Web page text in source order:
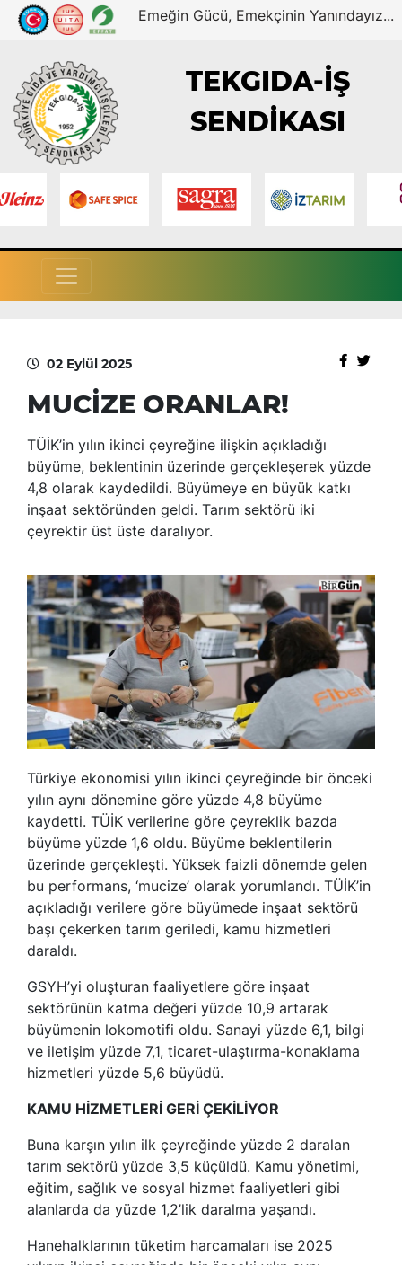
Emeğin Gücü, Emekçinin Yanındayız...
TEKGIDA-İŞ
SENDİKASI
02 Eylül 2025
MUCİZE ORANLAR!
TÜİK’in yılın ikinci çeyreğine ilişkin açıkladığı
büyüme, beklentinin üzerinde gerçekleşerek yüzde
4,8 olarak kaydedildi. Büyümeye en büyük katkı
inşaat sektöründen geldi. Tarım sektörü iki
çeyrektir üst üste daralıyor.
Türkiye ekonomisi yılın ikinci çeyreğinde bir önceki
yılın aynı dönemine göre yüzde 4,8 büyüme
kaydetti. TÜİK verilerine göre çeyreklik bazda
büyüme yüzde 1,6 oldu. Büyüme beklentilerin
üzerinde gerçekleşti. Yüksek faizli dönemde gelen
bu performans, ‘mucize’ olarak yorumlandı. TÜİK’in
açıkladığı verilere göre büyümede inşaat sektörü
başı çekerken tarım geriledi, kamu hizmetleri
daraldı.
GSYH’yi oluşturan faaliyetlere göre inşaat
sektörünün katma değeri yüzde 10,9 artarak
büyümenin lokomotifi oldu. Sanayi yüzde 6,1, bilgi
ve iletişim yüzde 7,1, ticaret-ulaştırma-konaklama
hizmetleri yüzde 5,6 büyüdü.
KAMU HİZMETLERİ GERİ ÇEKİLİYOR
Buna karşın yılın ilk çeyreğinde yüzde 2 daralan
tarım sektörü yüzde 3,5 küçüldü. Kamu yönetimi,
eğitim, sağlık ve sosyal hizmet faaliyetleri gibi
alanlarda da yüzde 1,2’lik daralma yaşandı.
Hanehalklarının tüketim harcamaları ise 2025